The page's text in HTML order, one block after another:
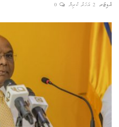
އެޑިޓަރ 2 އަހަރު ކުރިން 0